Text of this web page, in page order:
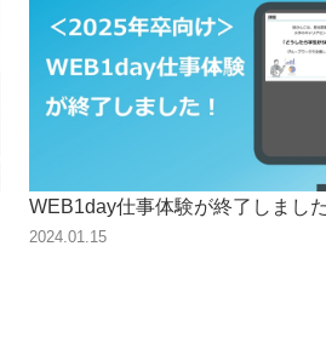
WEB1day仕事体験が終了しました
2024.01.15